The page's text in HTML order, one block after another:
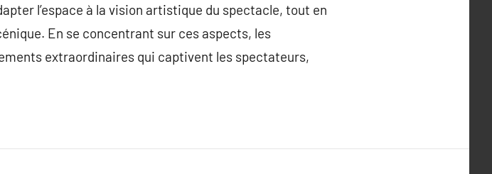
l’espace à la vision artistique du spectacle, tout en
En se concentrant sur ces aspects, les
extraordinaires qui captivent les spectateurs,